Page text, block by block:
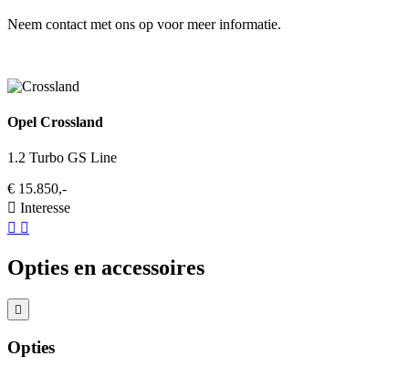
Neem contact met ons op voor meer informatie.
Opel Crossland
1.2 Turbo GS Line
€ 15.850,-
Interesse
Opties en accessoires
Opties